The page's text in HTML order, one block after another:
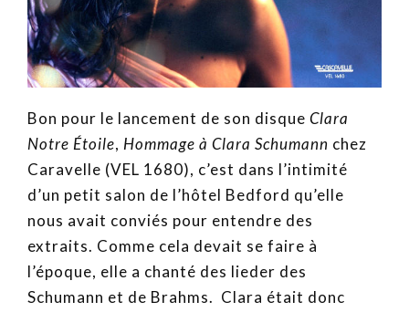
Bon pour le lancement de son disque Clara
Notre Étoile, Hommage à Clara Schumann chez
Caravelle (VEL 1680), c’est dans l’intimité
d’un petit salon de l’hôtel Bedford qu’elle
nous avait conviés pour entendre des
extraits. Comme cela devait se faire à
l’époque, elle a chanté des lieder des
Schumann et de Brahms. Clara était donc